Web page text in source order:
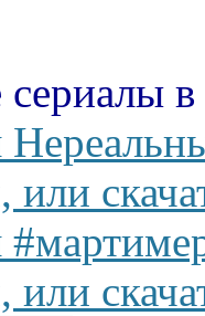
в
или
или